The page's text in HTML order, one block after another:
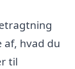
af, hvad du
til